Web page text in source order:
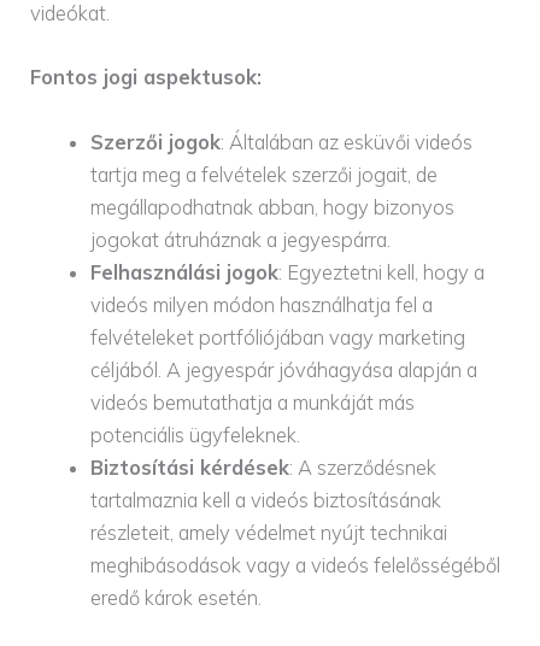
videókat.
Fontos jogi aspektusok:
Szerzői jogok: Általában az esküvői videós
tartja meg a felvételek szerzői jogait, de
megállapodhatnak abban, hogy bizonyos
jogokat átruháznak a jegyespárra.
Felhasználási jogok: Egyeztetni kell, hogy a
videós milyen módon használhatja fel a
felvételeket portfóliójában vagy marketing
céljából. A jegyespár jóváhagyása alapján a
videós bemutathatja a munkáját más
potenciális ügyfeleknek.
Biztosítási kérdések: A szerződésnek
tartalmaznia kell a videós biztosításának
részleteit, amely védelmet nyújt technikai
meghibásodások vagy a videós felelősségéből
eredő károk esetén.